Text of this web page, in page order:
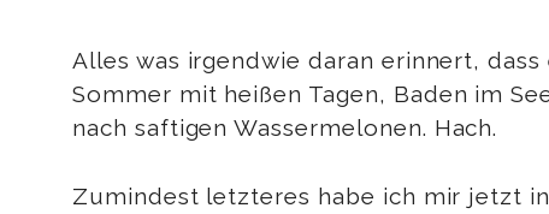
Alles was irgendwie daran erinnert,
Sommer mit heißen Tagen, Baden im
nach saftigen Wassermelonen. Hach.
Zumindest letzteres habe ich mir jetzt